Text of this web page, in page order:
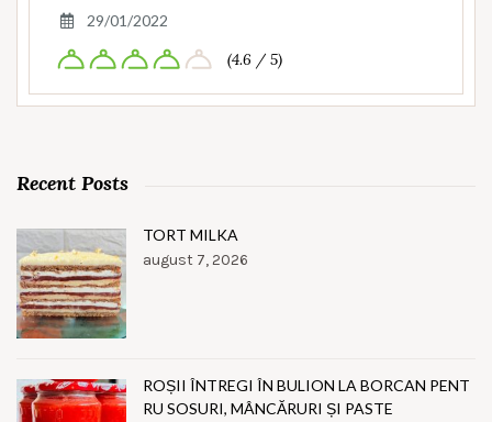
29/01/2022
(4.6 / 5)
Recent Posts
TORT MILKA
august 7, 2026
ROȘII ÎNTREGI ÎN BULION LA BORCAN PENT
RU SOSURI, MÂNCĂRURI ȘI PASTE